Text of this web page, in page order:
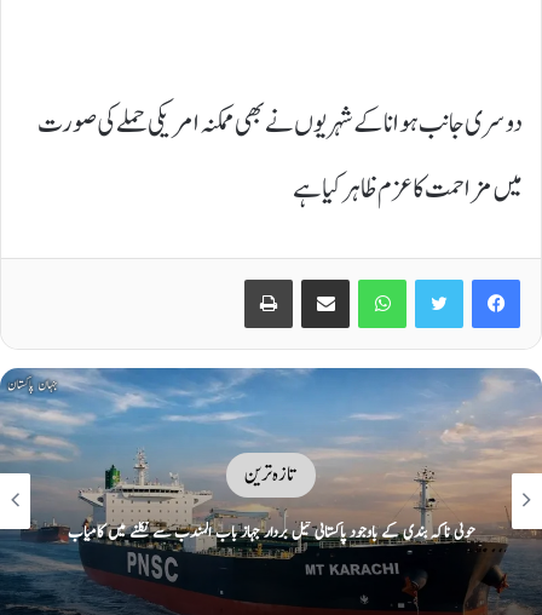
دوسری جانب ہوانا کے شہریوں نے بھی ممکنہ امریکی حملے کی صورت
میں مزاحمت کا عزم ظاہر کیا ہے
Facebook
Twitter
WhatsApp
Share via Email
Print
تازہ ترین
حوثی ناکہ بندی کے باوجود پاکستانی تیل بردار جہاز باب المندب سے نکلنے میں کامیاب